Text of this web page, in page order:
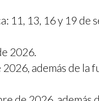
11, 13, 16 y 19 de
2026.
además de la